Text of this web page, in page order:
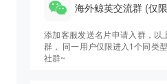
海外鲸英交流群 (仅
添加客服发送名片申请入群，以
群， 同一用户仅限进入1个同类
社群~